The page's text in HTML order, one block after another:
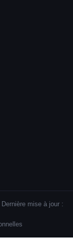
mise à jour :